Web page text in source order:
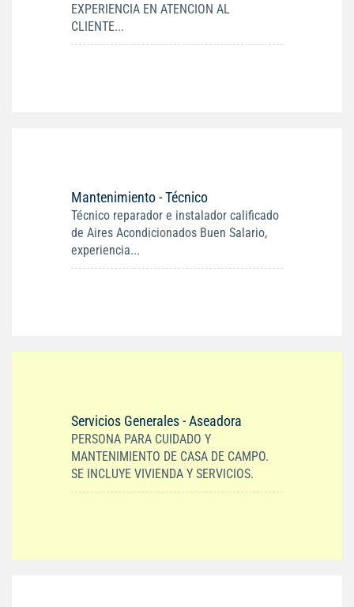
EXPERIENCIA EN ATENCION AL
CLIENTE...
Mantenimiento - Técnico
Técnico reparador e instalador calificado
de Aires Acondicionados Buen Salario,
experiencia...
Servicios Generales - Aseadora
PERSONA PARA CUIDADO Y
MANTENIMIENTO DE CASA DE CAMPO.
SE INCLUYE VIVIENDA Y SERVICIOS.